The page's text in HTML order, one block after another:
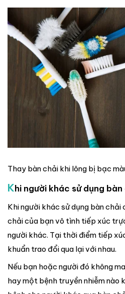
Thay bàn chải khi lông bị bạc
Khi người khác sử dụng
Khi người khác sử dụng bàn
chải của bạn vô tình tiếp xúc
người khác. Tại thời điểm tiếp
khuẩn trao đổi qua lại với nhau.
Nếu bạn hoặc người đó không
hay một bệnh truyền nhiễm nào